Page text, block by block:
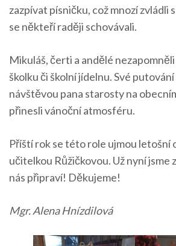
zazpívat písničku, což mnozí zvládli
se někteří raději schovávali.
Mikuláš, čerti a andělé
školku či školní jídelnu. Své
návštěvou pana starosty na
přinesli vánoční atmosféru.
Příští rok se této role ujmou letošní
učitelkou Růžičkovou. Už nyní jsme
nás připraví! Děkujeme!
Mgr. Alena Hnízdilová